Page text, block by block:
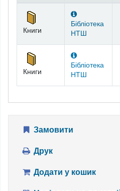
Фонди
Книги
Бібліотека
НТШ
Книги
Бібліотека
НТШ
Замовити
Друк
Додати у кошик